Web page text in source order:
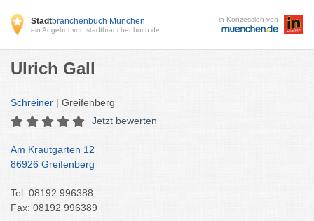
Stadtbranchenbuch München
ein Angebot von stadtbranchenbuch.de
in Konzession von
Ulrich Gall
Schreiner | Greifenberg
Jetzt bewerten
Am Krautgarten 12
86926 Greifenberg
Tel: 08192 996388
Fax: 08192 996389